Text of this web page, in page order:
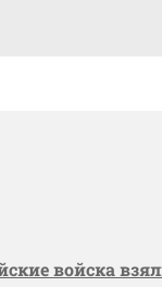
войска